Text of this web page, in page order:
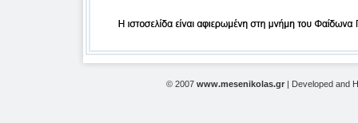
© 2007 www.mesenikolas.gr | Developed and